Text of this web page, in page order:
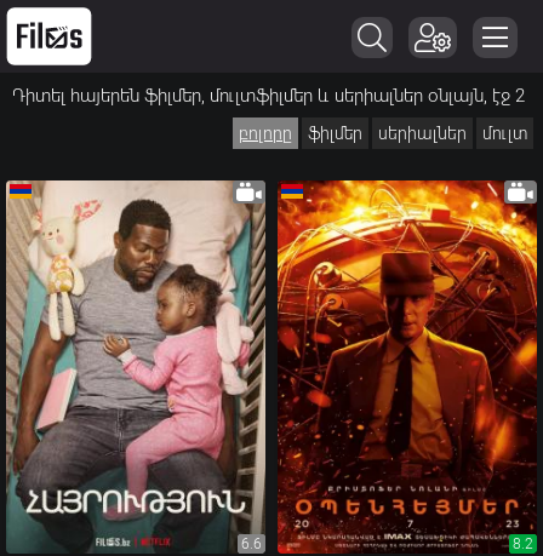
Դիտել հայերեն ֆիլմեր, մուլտֆիլմեր և սերիալներ օնլայն, էջ 2
բոլորը ֆիլմեր սերիալներ մուլտ
6.6
6.6 8.2
8.2